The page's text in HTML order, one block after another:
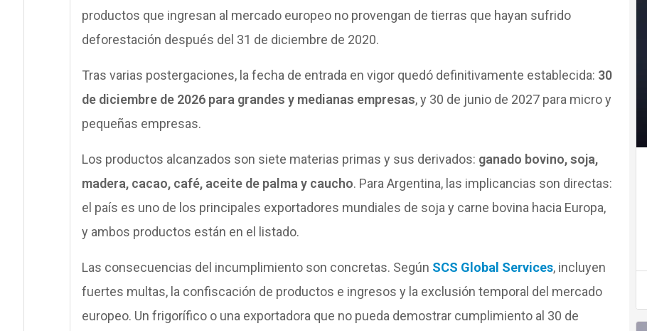
productos que ingresan al mercado europeo no provengan de tierras que hayan sufrido
deforestación después del 31 de diciembre de 2020.
Tras varias postergaciones, la fecha de entrada en vigor quedó definitivamente establecida: 30
de diciembre de 2026 para grandes y medianas empresas, y 30 de junio de 2027 para micro y
pequeñas empresas.
Los productos alcanzados son siete materias primas y sus derivados: ganado bovino, soja,
madera, cacao, café, aceite de palma y caucho. Para Argentina, las implicancias son directas:
el país es uno de los principales exportadores mundiales de soja y carne bovina hacia Europa,
y ambos productos están en el listado.
Las consecuencias del incumplimiento son concretas. Según SCS Global Services, incluyen
fuertes multas, la confiscación de productos e ingresos y la exclusión temporal del mercado
europeo. Un frigorífico o una exportadora que no pueda demostrar cumplimiento al 30 de